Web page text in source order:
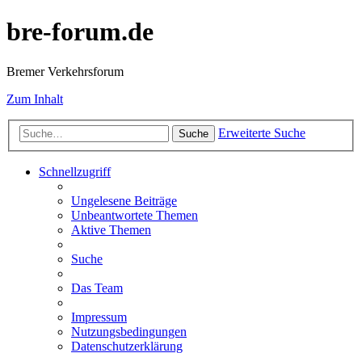
bre-forum.de
Bremer Verkehrsforum
Zum Inhalt
Suche Erweiterte Suche
Schnellzugriff
Ungelesene Beiträge
Unbeantwortete Themen
Aktive Themen
Suche
Das Team
Impressum
Nutzungsbedingungen
Datenschutzerklärung